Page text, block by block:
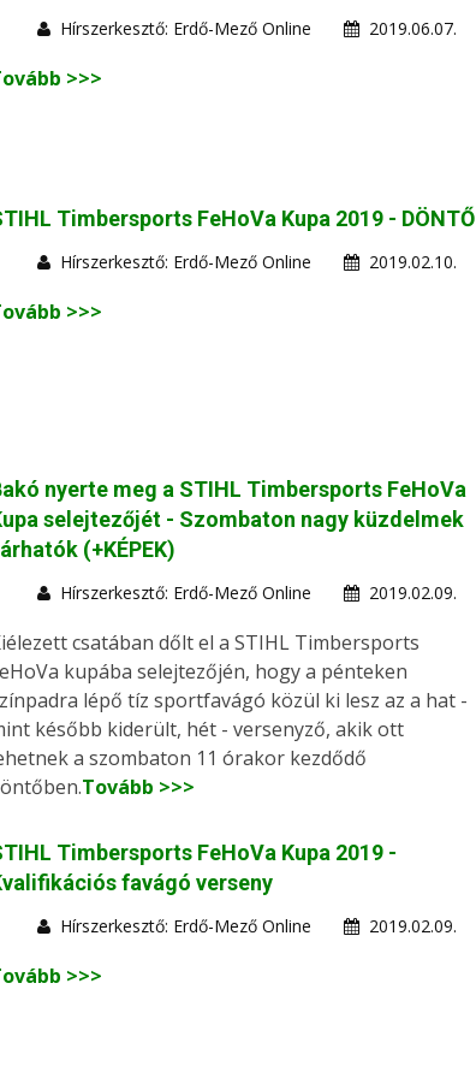
Hírszerkesztő: Erdő-Mező Online 2019.06.07.
>>>
Timbersports FeHoVa Kupa 2019 - DÖNTŐ
Hírszerkesztő: Erdő-Mező Online 2019.02.10.
>>>
nyerte meg a STIHL Timbersports FeHoVa
selejtezőjét - Szombaton nagy küzdelmek
(+KÉPEK)
Hírszerkesztő: Erdő-Mező Online 2019.02.09.
csatában dőlt el a STIHL Timbersports
kupába selejtezőjén, hogy a pénteken
lépő tíz sportfavágó közül ki lesz az a hat -
később kiderült, hét - versenyző, akik ott
a szombaton 11 órakor kezdődő
Tovább >>>
Timbersports FeHoVa Kupa 2019 -
favágó verseny
Hírszerkesztő: Erdő-Mező Online 2019.02.09.
>>>